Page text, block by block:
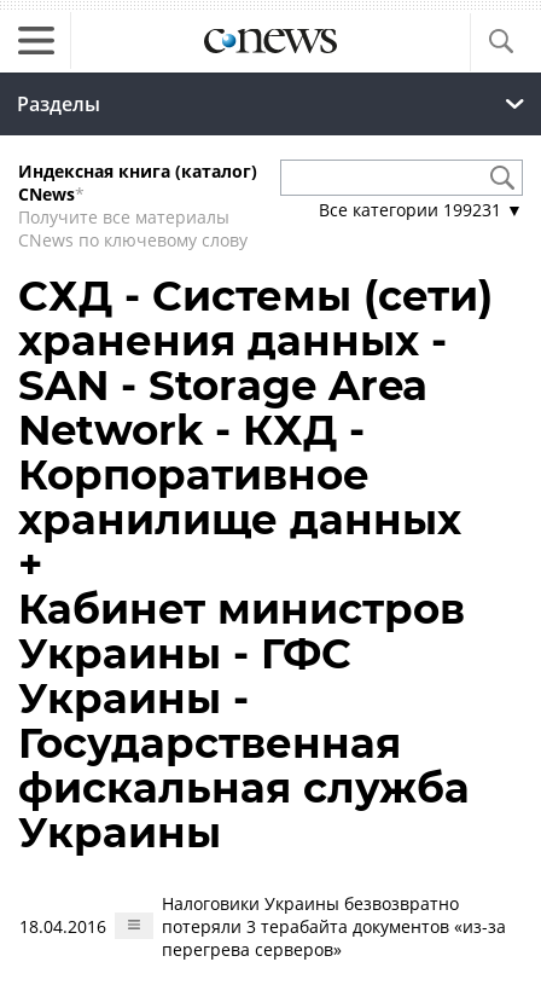
Разделы
Индексная книга (каталог)
CNews*
Получите все материалы
CNews по ключевому слову
Все категории 199231 ▼
СХД - Системы (сети)
хранения данных -
SAN - Storage Area
Network - КХД -
Корпоративное
хранилище данных
+
Кабинет министров
Украины - ГФС
Украины -
Государственная
фискальная служба
Украины
18.04.2016
Налоговики Украины безвозвратно
потеряли 3 терабайта документов «из-за
перегрева серверов»